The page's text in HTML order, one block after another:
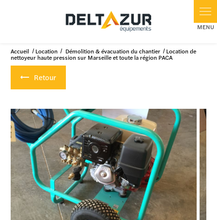
Accueil Location Démolition & évacuation du chantier Location de
nettoyeur haute pression sur Marseille et toute la région PACA
Retour